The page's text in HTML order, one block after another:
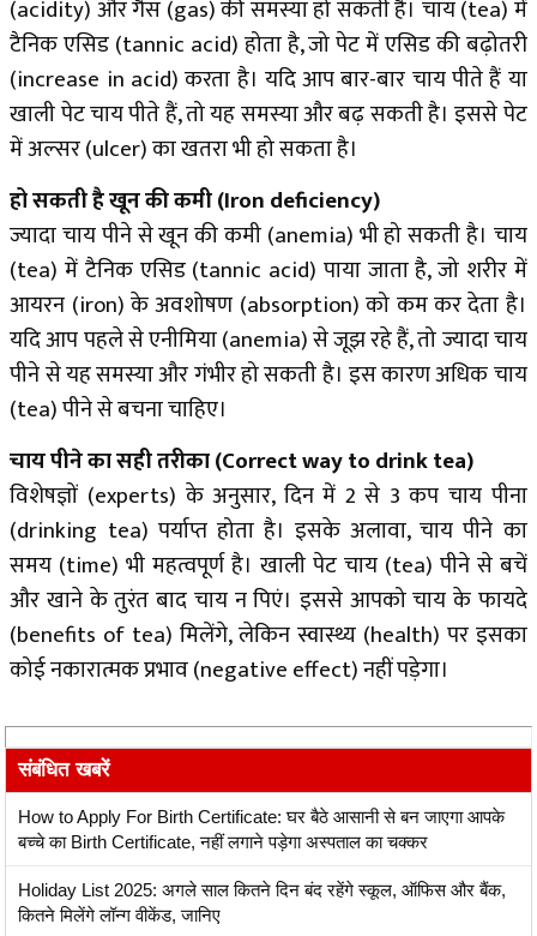
(acidity) और गैस (gas) की समस्या हो सकती है। चाय (tea) में
टैनिक एसिड (tannic acid) होता है, जो पेट में एसिड की बढ़ोतरी
(increase in acid) करता है। यदि आप बार-बार चाय पीते हैं या
खाली पेट चाय पीते हैं, तो यह समस्या और बढ़ सकती है। इससे पेट
में अल्सर (ulcer) का खतरा भी हो सकता है।
हो सकती है खून की कमी (Iron deficiency)
ज्यादा चाय पीने से खून की कमी (anemia) भी हो सकती है। चाय
(tea) में टैनिक एसिड (tannic acid) पाया जाता है, जो शरीर में
आयरन (iron) के अवशोषण (absorption) को कम कर देता है।
यदि आप पहले से एनीमिया (anemia) से जूझ रहे हैं, तो ज्यादा चाय
पीने से यह समस्या और गंभीर हो सकती है। इस कारण अधिक चाय
(tea) पीने से बचना चाहिए।
चाय पीने का सही तरीका (Correct way to drink tea)
विशेषज्ञों (experts) के अनुसार, दिन में 2 से 3 कप चाय पीना
(drinking tea) पर्याप्त होता है। इसके अलावा, चाय पीने का
समय (time) भी महत्वपूर्ण है। खाली पेट चाय (tea) पीने से बचें
और खाने के तुरंत बाद चाय न पिएं। इससे आपको चाय के फायदे
(benefits of tea) मिलेंगे, लेकिन स्वास्थ्य (health) पर इसका
कोई नकारात्मक प्रभाव (negative effect) नहीं पड़ेगा।
संबंधित खबरें
How to Apply For Birth Certificate: घर बैठे आसानी से बन जाएगा आपके
बच्चे का Birth Certificate, नहीं लगाने पड़ेगा अस्पताल का चक्कर
Holiday List 2025: अगले साल कितने दिन बंद रहेंगे स्‍कूल, ऑफिस और बैंक,
कितने मिलेंगे लॉन्‍ग वीकेंड, जानिए